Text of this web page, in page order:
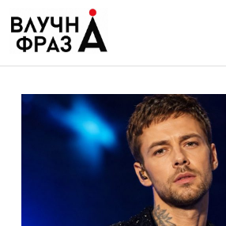
содержимому
Гроші
Життя
Лайфстайл